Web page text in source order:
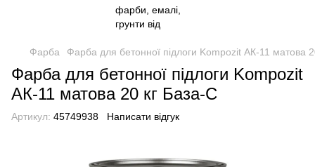
Фарба Фарба для бетонної підлоги Kompozit АК-11 матова
Фарба для бетонної підлоги Kompozit
АК-11 матова 20 кг База-С
Артикул: 45749938 Написати відгук